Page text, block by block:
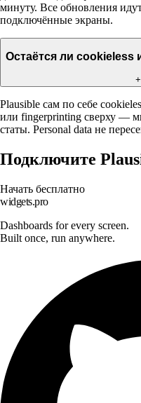
минуту. Все обновления
подключённые экраны.
Остаётся ли cookieless
+
Plausible сам по себе
или fingerprinting сверху —
статы. Personal data не
Подключите
Начать бесплатно
widgets.pro
Dashboards for every screen.
Built once, run anywhere.